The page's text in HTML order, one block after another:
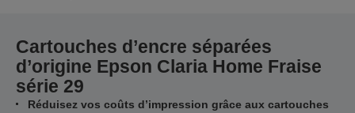
Cartouches d’encre séparées
d’origine Epson Claria Home Fraise
série 29
Réduisez vos coûts d’impression grâce aux cartouches